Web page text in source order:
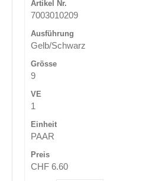
7003010209
Gelb/Schwarz
9
1
PAAR
CHF 6.60